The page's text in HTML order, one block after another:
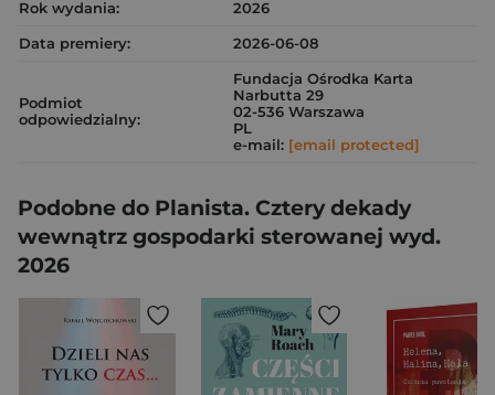
Rok wydania:
2026
Data premiery:
2026-06-08
Podmiot
odpowiedzialny:
Fundacja Ośrodka Karta
Narbutta 29
02-536 Warszawa
PL
e-mail: [email protected]
Podobne do Planista. Cztery dekady
wewnątrz gospodarki sterowanej wyd.
2026